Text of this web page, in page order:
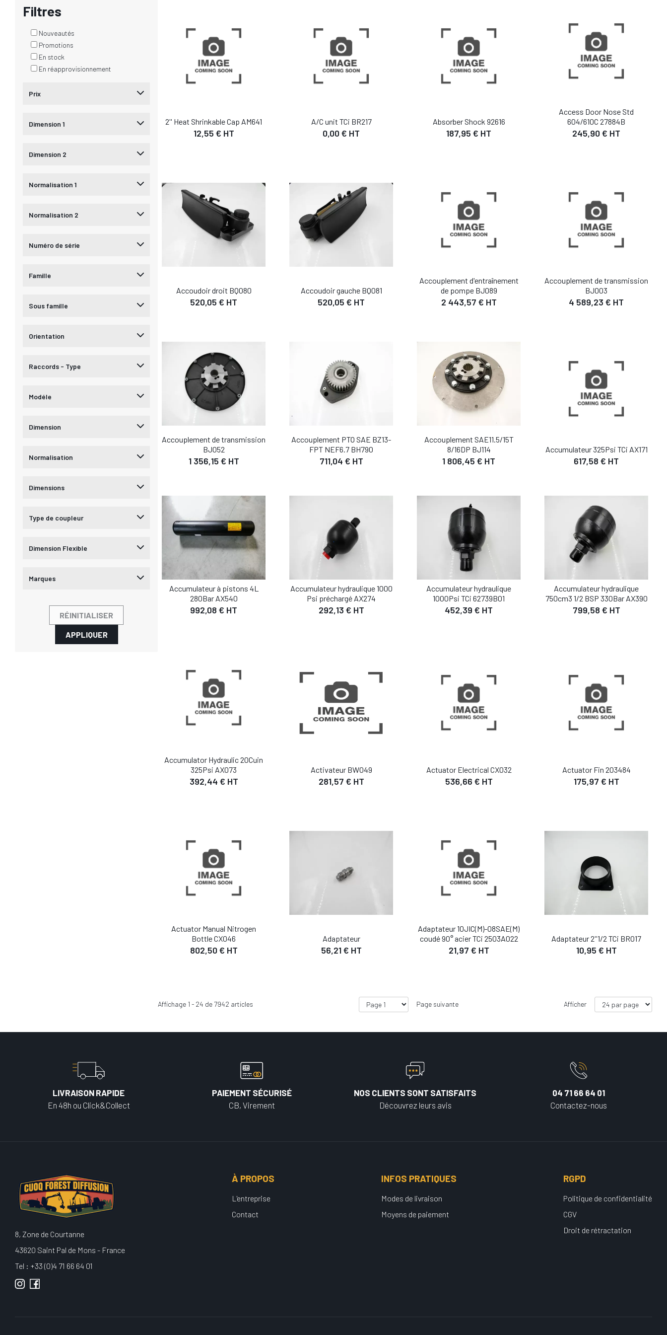
Filtres
Nouveautés
Promotions
En stock
En réapprovisionnement
Prix
Dimension 1
Dimension 2
Normalisation 1
Normalisation 2
Numéro de série
Famille
Sous famille
Orientation
Raccords - Type
Modéle
Dimension
Normalisation
Dimensions
Type de coupleur
Dimension Flexible
Marques
RÉINITIALISER
APPLIQUER
2'' Heat Shrinkable Cap AM641
12,55 € HT
A/C unit TCi BR217
0,00 € HT
Absorber Shock 92616
187,95 € HT
Access Door Nose Std
604/610C 27884B
245,90 € HT
Accoudoir droit BQ080
520,05 € HT
Accoudoir gauche BQ081
520,05 € HT
Accouplement d'entraînement
de pompe BJ089
2 443,57 € HT
Accouplement de transmission
BJ003
4 589,23 € HT
Accouplement de transmission
BJ052
1 356,15 € HT
Accouplement PTO SAE BZ13-
FPT NEF6.7 BH790
711,04 € HT
Accouplement SAE11.5/15T
8/16DP BJ114
1 806,45 € HT
Accumulateur 325Psi TCi AX171
617,58 € HT
Accumulateur à pistons 4L
280Bar AX540
992,08 € HT
DÉTAIL
Accumulateur hydraulique 1000
Psi préchargé AX274
292,13 € HT
DÉTAIL
Accumulateur hydraulique
1000Psi TCi 62739B01
452,39 € HT
DÉTAIL
Accumulateur hydraulique
750cm3 1/2 BSP 330Bar AX390
799,58 € HT
DÉTAIL
Accumulator Hydraulic 20Cuin
325Psi AX073
392,44 € HT
DÉTAIL
Activateur BW049
281,57 € HT
DÉTAIL
Actuator Electrical CX032
536,66 € HT
DÉTAIL
Actuator Fin 203484
175,97 € HT
DÉTAIL
Actuator Manual Nitrogen
Bottle CX046
802,50 € HT
Adaptateur
56,21 € HT
Adaptateur 10JIC(M)-08SAE(M)
coudé 90° acier TCi 2503A022
21,97 € HT
Adaptateur 2''1/2 TCi BR017
10,95 € HT
Affichage 1 - 24 de 7942 articles Page suivante Afficher
LIVRAISON RAPIDE
En 48h ou Click&Collect
PAIEMENT SÉCURISÉ
CB, Virement
NOS CLIENTS SONT SATISFAITS
Découvrez leurs avis
04 71 66 64 01
Contactez-nous
8, Zone de Courtanne
43620 Saint Pal de Mons - France
Tel : +33 (0)4 71 66 64 01
À PROPOS
L'entreprise
Contact
INFOS PRATIQUES
Modes de livraison
Moyens de paiement
RGPD
Politique de confidentialité
CGV
Droit de rétractation